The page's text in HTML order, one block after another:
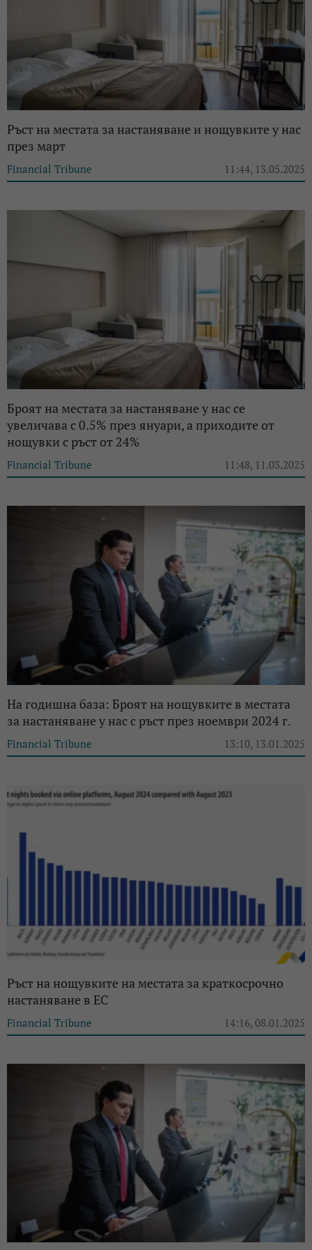
Ръст на местата за настаняване и нощувките у нас
през март
Financial Tribune 11:44, 13.05.2025
Броят на местата за настаняване у нас се
увеличава с 0.5% през януари, a приходите от
нощувки с ръст от 24%
Financial Tribune 11:48, 11.03.2025
На годишна база: Броят на нощувките в местата
за настаняване у нас с ръст през ноември 2024 г.
Financial Tribune 13:10, 13.01.2025
Ръст на нощувките на местата за краткосрочно
настаняване в ЕС
Financial Tribune 14:16, 08.01.2025